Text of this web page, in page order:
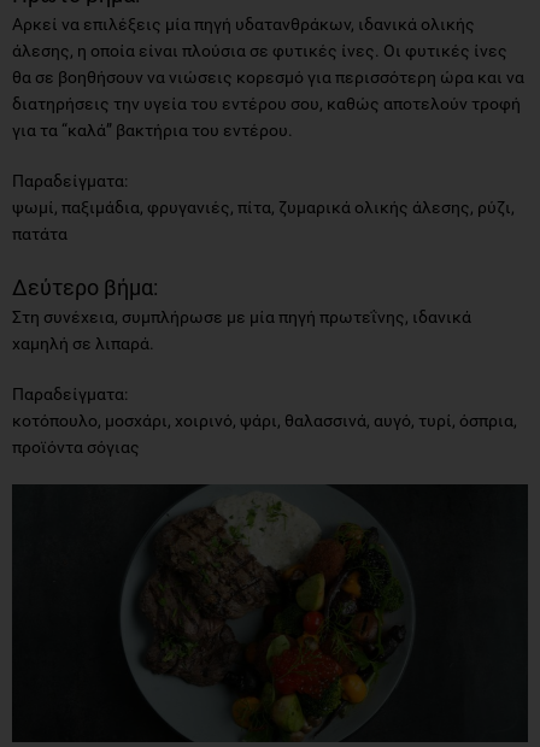
Αρκεί να επιλέξεις μία πηγή υδατανθράκων, ιδανικά ολικής
άλεσης, η οποία είναι πλούσια σε φυτικές ίνες. Οι φυτικές ίνες
θα σε βοηθήσουν να νιώσεις κορεσμό για περισσότερη ώρα και να
διατηρήσεις την υγεία του εντέρου σου, καθώς αποτελούν τροφή
για τα “καλά” βακτήρια του εντέρου.
Παραδείγματα:
ψωμί, παξιμάδια, φρυγανιές, πίτα, ζυμαρικά ολικής άλεσης, ρύζι,
πατάτα
Δεύτερο βήμα:
Στη συνέχεια, συμπλήρωσε με μία πηγή πρωτεΐνης, ιδανικά
χαμηλή σε λιπαρά.
Παραδείγματα:
κοτόπουλο, μοσχάρι, χοιρινό, ψάρι, θαλασσινά, αυγό, τυρί, όσπρια,
προϊόντα σόγιας